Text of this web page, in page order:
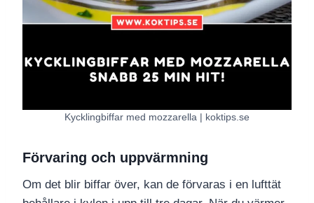
Kycklingbiffar med mozzarella | koktips.se
Förvaring och uppvärmning
Om det blir biffar över, kan de förvaras i en lufttät